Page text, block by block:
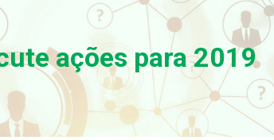
ações para 2019